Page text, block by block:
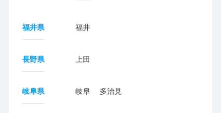
福井県 福井
長野県 上田
岐阜県 岐阜 多治見